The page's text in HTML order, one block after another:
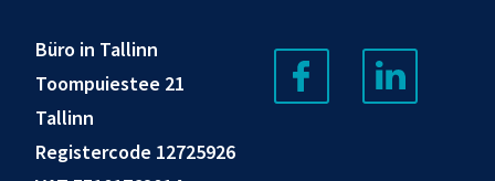
Büro in Tallinn
Toompuiestee 21
Tallinn
Registercode 12725926